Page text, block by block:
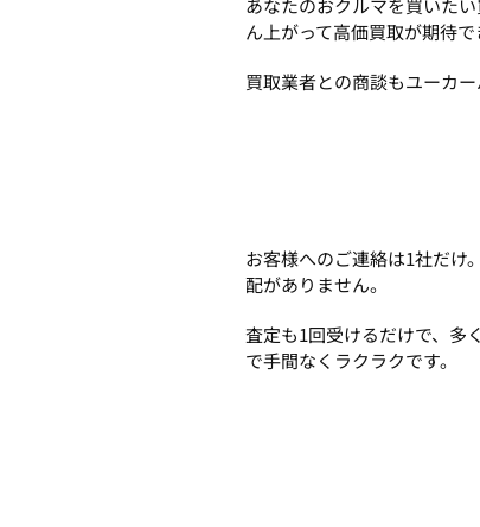
あなたのおクルマを買いた
ん上がって高価買取が期待で
買取業者との商談もユーカ
お客様へのご連絡は1社だけ
配がありません。
査定も1回受けるだけで、多
で手間なくラクラクです。